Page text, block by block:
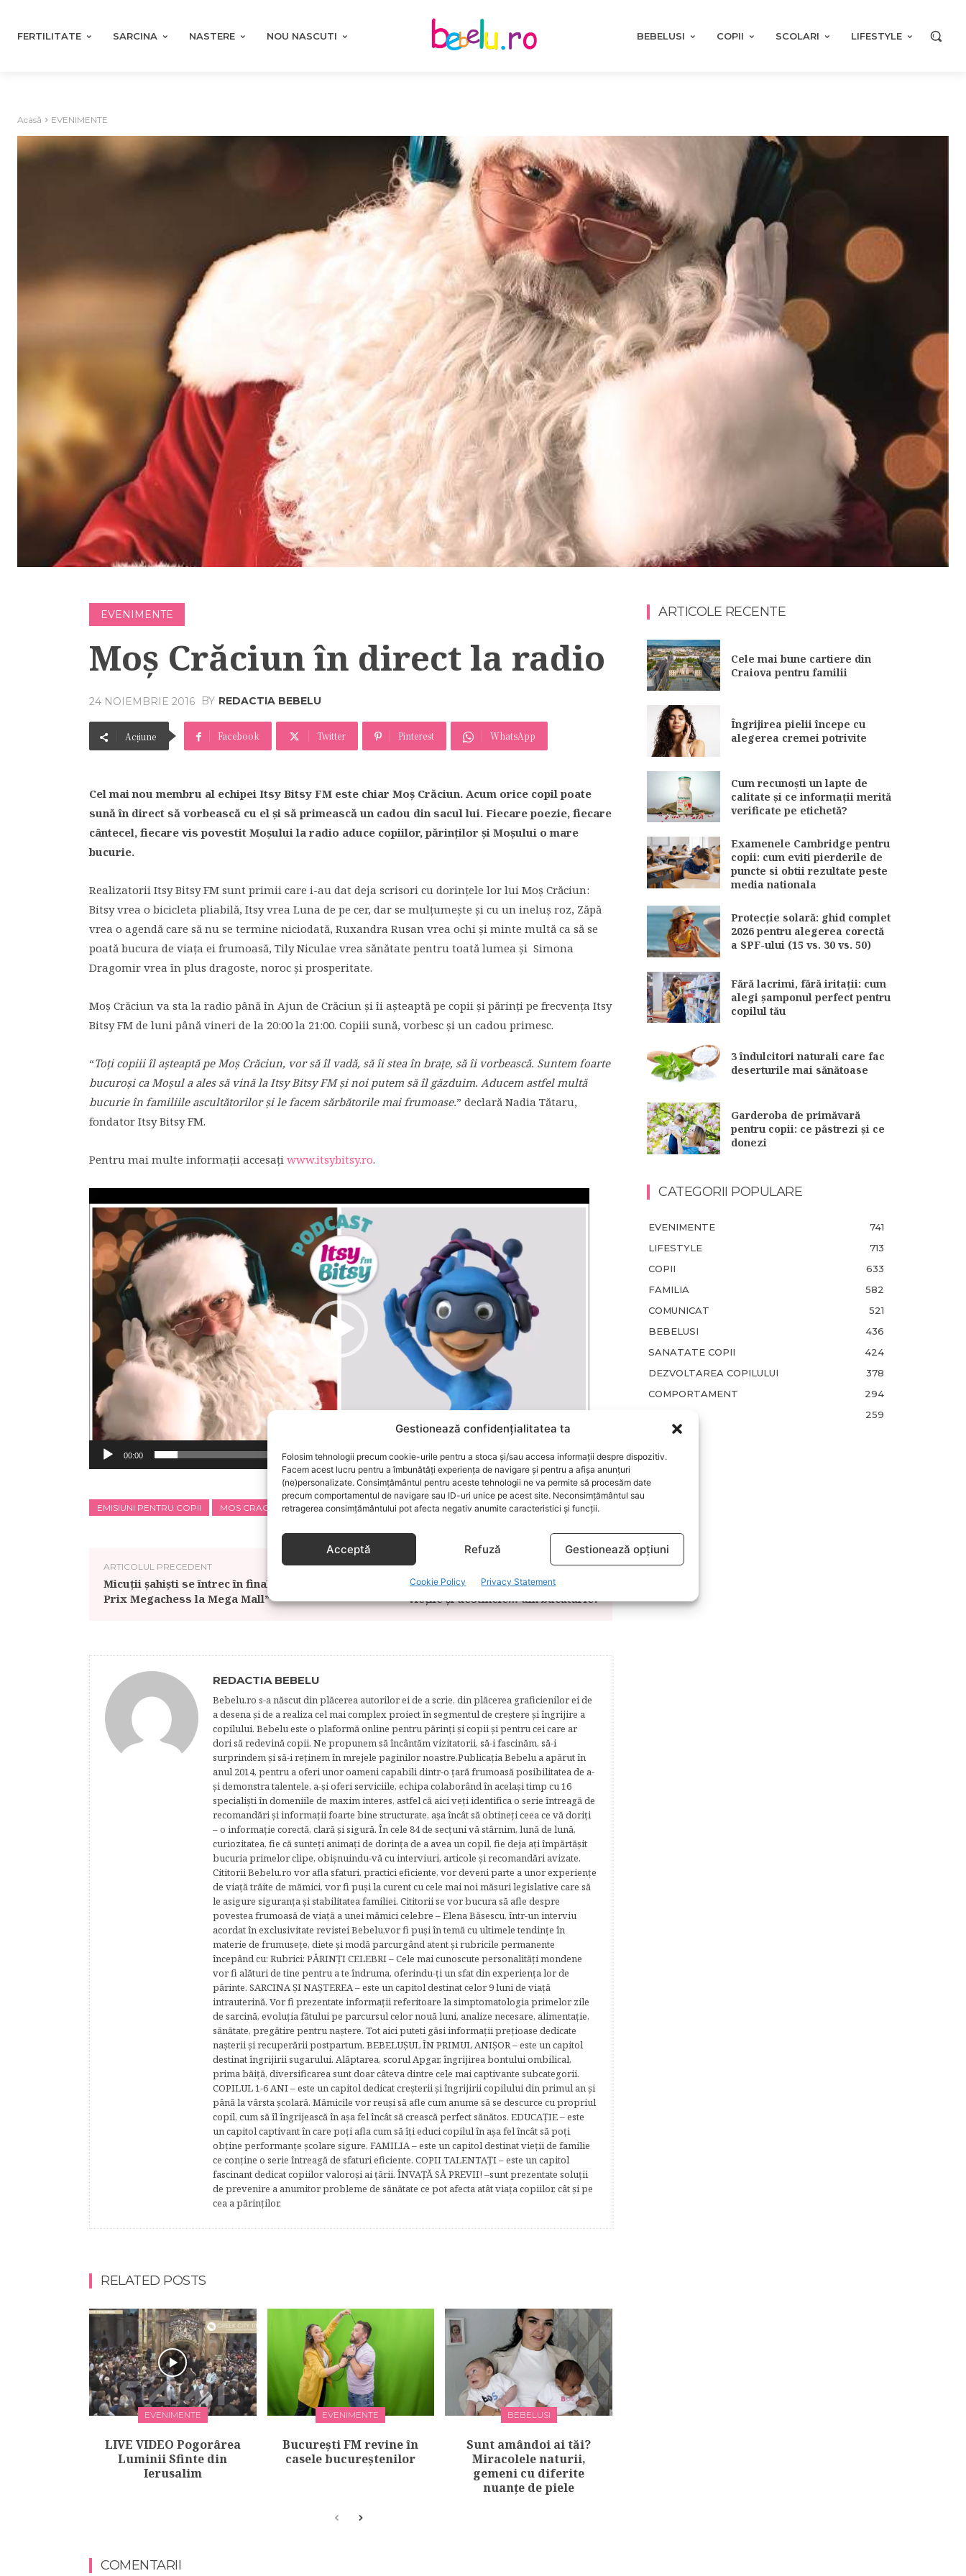
Gestionează confidențialitatea ta
Folosim tehnologii precum cookie-urile pentru a stoca și/sau accesa informații despre dispozitiv.
Facem acest lucru pentru a îmbunătăți experiența de navigare și pentru a afișa anunțuri
(ne)personalizate. Consimțământul pentru aceste tehnologii ne va permite să procesăm date
precum comportamentul de navigare sau ID-uri unice pe acest site. Neconsimțământul sau
retragerea consimțământului pot afecta negativ anumite caracteristici și funcții.
Acceptă Refuză Gestionează opțiuni
Cookie Policy Privacy Statement
FERTILITATE SARCINA NASTERE NOU NASCUTI BEBELUSI COPII SCOLARI LIFESTYLE
Acasă EVENIMENTE
EVENIMENTE
Moş Crăciun în direct la radio
24 NOIEMBRIE 2016 BY REDACTIA BEBELU
Acțiune Facebook Twitter Pinterest WhatsApp
Cel mai nou membru al echipei Itsy Bitsy FM este chiar Moş Crăciun. Acum orice copil poate
sună în direct să vorbească cu el şi să primească un cadou din sacul lui. Fiecare poezie, fiecare
cântecel, fiecare vis povestit Moşului la radio aduce copiilor, părinţilor şi Moşului o mare
bucurie.
Realizatorii Itsy Bitsy FM sunt primii care i-au dat deja scrisori cu dorinţele lor lui Moş Crăciun:
Bitsy vrea o bicicleta pliabilă, Itsy vrea Luna de pe cer, dar se mulţumeşte şi cu un ineluş roz, Zăpă
vrea o agendă care să nu se termine niciodată, Ruxandra Rusan vrea ochi şi minte multă ca să se
poată bucura de viaţa ei frumoasă, Tily Niculae vrea sănătate pentru toată lumea şi Simona
Dragomir vrea în plus dragoste, noroc şi prosperitate.
Moş Crăciun va sta la radio până în Ajun de Crăciun şi îi aşteaptă pe copii şi părinţi pe frecvenţa Itsy
Bitsy FM de luni până vineri de la 20:00 la 21:00. Copiii sună, vorbesc şi un cadou primesc.
“Toţicopiiiîl aşteaptăpe Moş Crăciun, vor să îl vadă, să îi steaîn braţe, să îi vorbească. Suntem foarte
bucuroşicaMoşula ales săvinăla Itsy Bitsy FMşi noi putem să îl găzduim. Aducem astfel multă
bucurieîn familiile ascultătorilor şi le facem sărbătorilemai frumoase.” declară Nadia Tătaru,
fondator Itsy Bitsy FM.
Pentru mai multe informaţii accesaţi www.itsybitsy.ro.
a
e
00:00 01:06
EMISIUNI PENTRU COPII MOS CRACIUN RADIO
ARTICOLUL PRECEDENT
Micuții șahiști se întrec în finala „Grand
Prix Megachess la Mega Mall”
ARTICOLUL URMĂTOR
Thermomix®, aparatul care schimbă
vieţile şi destinele… din bucătărie!
REDACTIA BEBELU
Bebelu.ro s-a născut din plăcerea autorilor ei de a scrie, din plăcerea graficienilor ei de
a desena şi de a realiza cel mai complex proiect în segmentul de creştere şi îngrijire a
copilului. Bebelu este o plaformă online pentru părinţi şi copii şi pentru cei care ar
dori să redevină copii. Ne propunem să încântăm vizitatorii, să-i fascinăm, să-i
surprindem şi să-i reţinem în mrejele paginilor noastre.​ Publicația Bebelu a apărut în
anul 2014, pentru a oferi unor oameni capabili dintr-o ţară frumoasă posibilitatea de a-
şi demonstra talentele, a-şi oferi serviciile, echipa colaborând în acelaşi timp cu 16
specialişti în domeniile de maxim interes, astfel că aici veţi identifica o serie întreagă de
recomandări şi informaţii foarte bine structurate, aşa încât să obtineţi ceea ce vă doriţi
– o informaţie corectă, clară şi sigură. În cele 84 de secțuni vă stârnim, lună de lună,
curiozitatea, fie că sunteţi animaţi de dorinţa de a avea un copil, fie deja aţi împărtăşit
bucuria primelor clipe, obişnuindu-vă cu interviuri, articole şi recomandări avizate.
Cititorii Bebelu.ro vor afla sfaturi, practici eficiente, vor deveni parte a unor experienţe
de viaţă trăite de mămici, vor fi puşi la curent cu cele mai noi măsuri legislative care să
le asigure siguranţa şi stabilitatea familiei. Cititorii se vor bucura să afle despre
povestea frumoasă de viață a unei mămici celebre – Elena Băsescu, într-un interviu
acordat în exclusivitate revistei Bebelu,vor fi puşi în temă cu ultimele tendinţe în
materie de frumuseţe, diete şi modă parcurgând atent şi rubricile permanente
începând cu: Rubrici: PĂRINŢI CELEBRI – Cele mai cunoscute personalităţi mondene
vor fi alături de tine pentru a te îndruma, oferindu-ţi un sfat din experienţa lor de
părinte. SARCINA ŞI NAŞTEREA – este un capitol destinat celor 9 luni de viaţă
intrauterină. Vor fi prezentate informaţii referitoare la simptomatologia primelor zile
de sarcină, evoluţia fătului pe parcursul celor nouă luni, analize necesare, alimentaţie,
sănătate, pregătire pentru naştere. Tot aici puteti găsi informaţii preţioase dedicate
naşterii şi recuperării postpartum. BEBELUŞUL ÎN PRIMUL ANIŞOR – este un capitol
destinat îngrijirii sugarului. Alăptarea, scorul Apgar, îngrijirea bontului ombilical,
prima băiţă, diversificarea sunt doar câteva dintre cele mai captivante subcategorii.
COPILUL 1-6 ANI – este un capitol dedicat creşterii şi îngrijirii copilului din primul an şi
până la vârsta şcolară. Mămicile vor reuşi să afle cum anume să se descurce cu propriul
copil, cum să îl îngrijească în aşa fel încât să crească perfect sănătos. EDUCAŢIE – este
un capitol captivant în care poţi afla cum să îţi educi copilul în aşa fel încât să poţi
obţine performanţe şcolare sigure. FAMILIA – este un capitol destinat vieţii de familie
ce conţine o serie întreagă de sfaturi eficiente. COPII TALENTAŢI – este un capitol
fascinant dedicat copiilor valoroși ai țării. ÎNVAŢĂ SĂ PREVII! –sunt prezentate soluţii
de prevenire a anumitor probleme de sănătate ce pot afecta atât viaţa copiilor, cât şi pe
cea a părinţilor.
RELATED POSTS
EVENIMENTE
LIVE VIDEO Pogorârea
Luminii Sfinte din
Ierusalim
EVENIMENTE
Bucureşti FM revine în
casele bucureștenilor
BEBELUSI
Sunt amândoi ai tăi?
Miracolele naturii,
gemeni cu diferite
nuanțe de piele
COMENTARII
ARTICOLE RECENTE
Cele mai bune cartiere din
Craiova pentru familii
Îngrijirea pielii începe cu
alegerea cremei potrivite
Cum recunoști un lapte de
calitate și ce informații merită
verificate pe etichetă?
Examenele Cambridge pentru
copii: cum eviti pierderile de
puncte si obtii rezultate peste
media nationala
Protecție solară: ghid complet
2026 pentru alegerea corectă
a SPF-ului (15 vs. 30 vs. 50)
Fără lacrimi, fără iritații: cum
alegi șamponul perfect pentru
copilul tău
3 îndulcitori naturali care fac
deserturile mai sănătoase
Garderoba de primăvară
pentru copii: ce păstrezi și ce
donezi
CATEGORII POPULARE
EVENIMENTE
741
LIFESTYLE
713
COPII
633
FAMILIA
582
COMUNICAT
521
BEBELUSI
436
SANATATE COPII
424
DEZVOLTAREA COPILULUI
378
COMPORTAMENT
294
259